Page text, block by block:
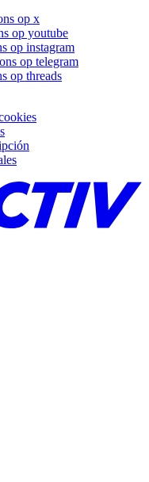
op x
op youtube
op instagram
op telegram
op threads